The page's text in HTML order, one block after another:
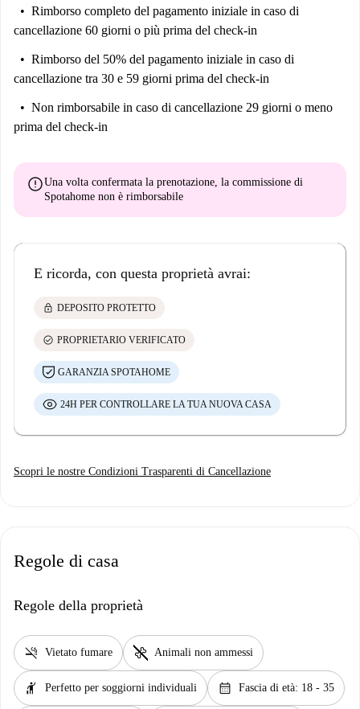
Rimborso completo del pagamento iniziale in caso di
cancellazione 60 giorni o più prima del check-in
Rimborso del 50% del pagamento iniziale in caso di
cancellazione tra 30 e 59 giorni prima del check-in
Non rimborsabile in caso di cancellazione 29 giorni o meno
prima del check-in
errorUna volta confermata la prenotazione, la commissione di
Spotahome non è rimborsabile
E ricorda, con questa proprietà avrai:
lock DEPOSITO PROTETTO
check_circle PROPRIETARIO VERIFICATO
GARANZIA SPOTAHOME
24H PER CONTROLLARE LA TUA NUOVA CASA
Scopri le nostre Condizioni Trasparenti di Cancellazione
Regole di casa
Regole della proprietà
smoke_free Vietato fumare pet_supplies Animali non ammessi
hail Perfetto per soggiorni individuali calendar_month Fascia di età: 18 - 35